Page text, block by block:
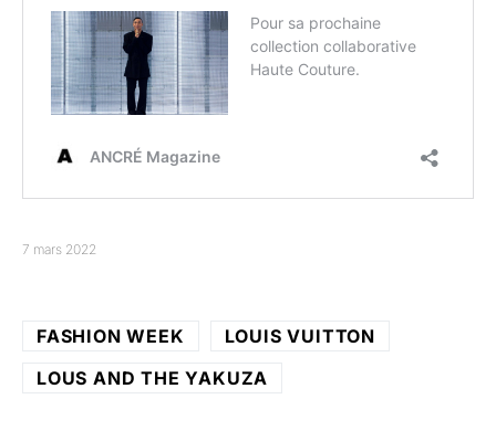
7 mars 2022
FASHION WEEK
LOUIS VUITTON
LOUS AND THE YAKUZA